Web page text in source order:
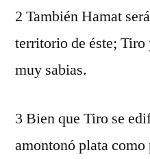
2 También Hamat
territorio de éste; Tiro
muy sabias.
3 Bien que Tiro se
amontonó plata